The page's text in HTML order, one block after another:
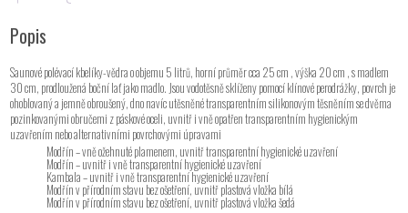
Popis
Saunové polévací kbelíky-vědra o objemu 5 litrů, horní průměr cca 25 cm , výška 20 cm , s madlem
30 cm, prodloužená boční lať jako madlo. Jsou vodotěsně sklíženy pomocí klínové perodrážky, povrch je
ohoblovaný a jemně obroušený, dno navíc utěsněné transparentním silikonovým těsněním se dvěma
pozinkovanými obručemi z páskové oceli, uvnitř i vně opatřen transparentním hygienickým
uzavřením nebo alternativními povrchovými úpravami
Modřín – vně ožehnuté plamenem, uvnitř transparentní hygienické uzavření
Modřín – uvnitř i vně transparentní hygienické uzavření
Kambala – uvnitř i vně transparentní hygienické uzavření
Modřín v přírodním stavu bez ošetření, uvnitř plastová vložka bílá
Modřín v přírodním stavu bez ošetření, uvnitř plastová vložka šedá